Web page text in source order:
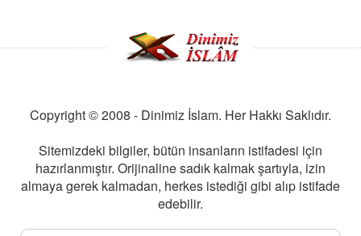
Copyright © 2008 - Dinimiz İslam. Her Hakkı Saklıdır.
Sitemizdeki bilgiler, bütün insanların istifadesi için
hazırlanmıştır. Orijinaline sadık kalmak şartıyla, izin
almaya gerek kalmadan, herkes istediği gibi alıp istifade
edebilir.